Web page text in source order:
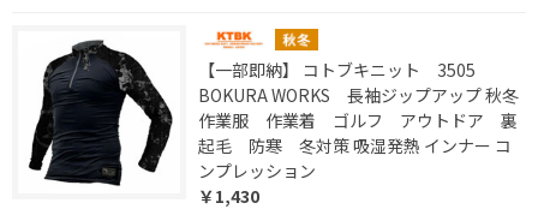
【一部即納】 コトブキニット 3505
BOKURA WORKS 長袖ジップアップ 秋冬
作業服 作業着 ゴルフ アウトドア 裏
起毛 防寒 冬対策 吸湿発熱 インナー コ
ンプレッション
￥1,430